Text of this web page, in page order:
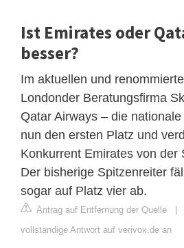
Ist Emirates oder
besser?
Im aktuellen und
Londonder Beratungsfirma
Qatar Airways – die
nun den ersten Platz und
Konkurrent Emirates von der
Der bisherige Spitzenreiter
sogar auf Platz vier ab.
Antrag auf Entfernung der Quelle |
vollständige Antwort auf verivox.de an